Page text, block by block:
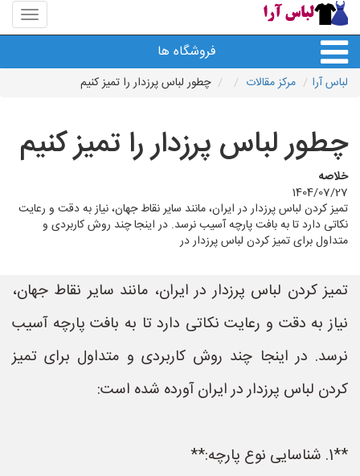
منوی
سایت
آرا
فروشگاه ها
لباس آرا مرکز مقالات چطور لباس پرزدار را تمیز کنیم
چطور لباس پرزدار را تمیز کنیم
خلاصه
1404/07/27
تمیز کردن لباس پرزدار در ایران، مانند سایر نقاط جهان، نیاز به دقت و رعایت
نکاتی دارد تا به بافت پارچه آسیب نرسد. در اینجا چند روش کاربردی و
متداول برای تمیز کردن لباس پرزدار در
تمیز کردن لباس پرزدار در ایران، مانند سایر نقاط جهان،
نیاز به دقت و رعایت نکاتی دارد تا به بافت پارچه آسیب
نرسد. در اینجا چند روش کاربردی و متداول برای تمیز
کردن لباس پرزدار در ایران آورده شده است:
**1. شناسایی نوع پارچه:**